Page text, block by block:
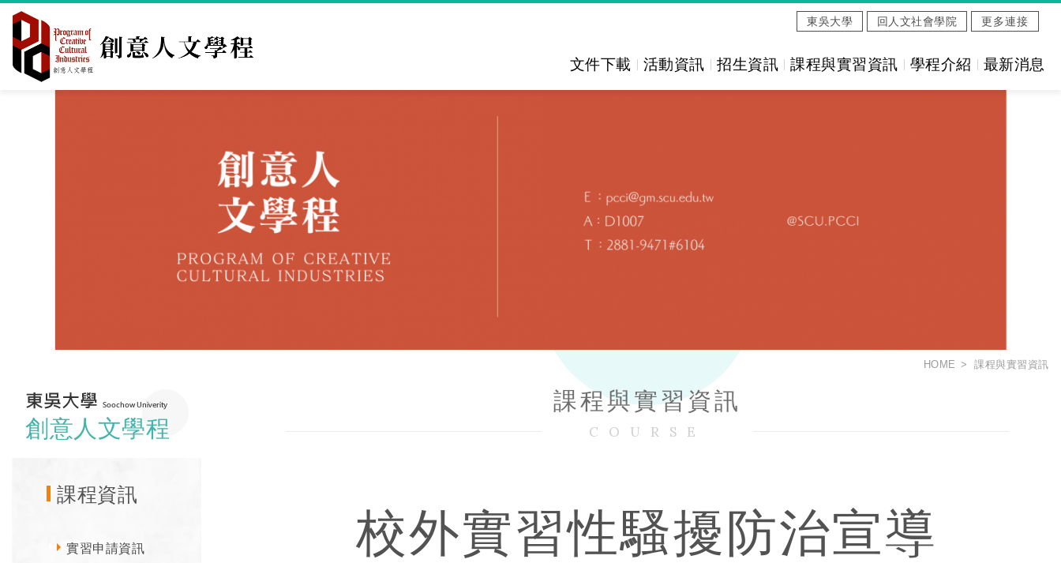
文件下載 活動資訊 招生資訊 課程與實習資訊 學程介紹 最新消息
東吳大學 回人文社會學院 更多連接
HOME 課程與實習資訊
創意人文學程
課程資訊
實習申請資訊
課程與實習資訊
COURSE
校外實習性騷擾防治宣導